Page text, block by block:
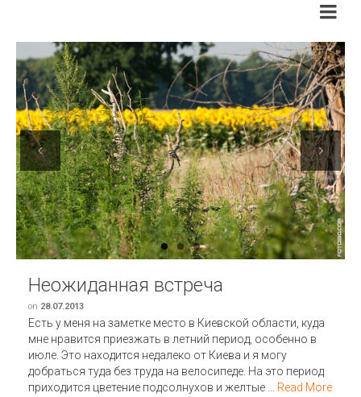
Previous Next
Неожиданная встреча
on 28.07.2013
Есть у меня на заметке место в Киевской области, куда
мне нравится приезжать в летний период, особенно в
июле. Это находится недалеко от Киева и я могу
добраться туда без труда на велосипеде. На это период
приходится цветение подсолнухов и желтые … Read More